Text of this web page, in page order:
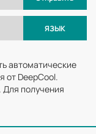
ЯЗЫК
автоматические
от DeepCool.
Для получения